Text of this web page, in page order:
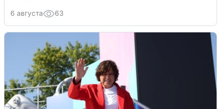
6 августа 63